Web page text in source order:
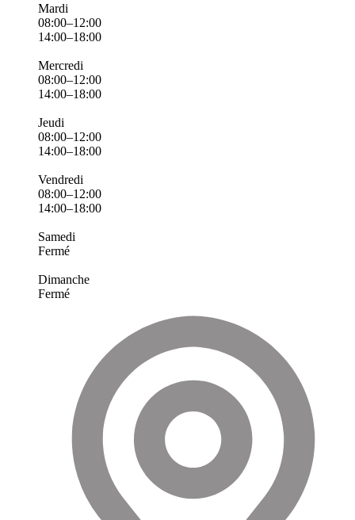
Mardi
08:00–12:00
14:00–18:00
Mercredi
08:00–12:00
14:00–18:00
Jeudi
08:00–12:00
14:00–18:00
Vendredi
08:00–12:00
14:00–18:00
Samedi
Fermé
Dimanche
Fermé